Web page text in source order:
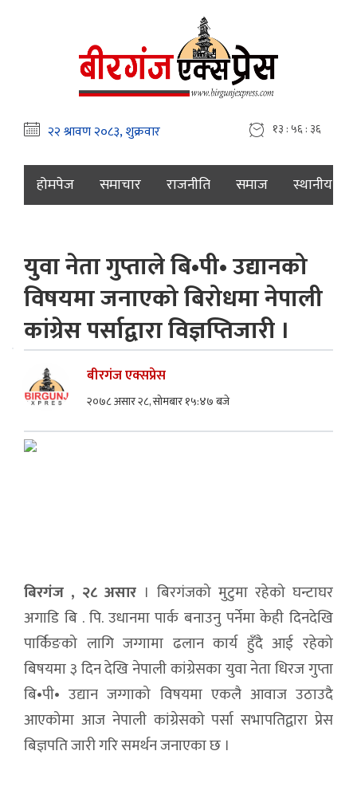
१३ : ५६ : ३७
होमपेज समाचार राजनीति समाज स्थानीय
युवा नेता गुप्ताले बि•पी• उद्यानको
विषयमा जनाएको बिरोधमा नेपाली
कांग्रेस पर्साद्वारा विज्ञप्तिजारी ।
बीरगंज एक्सप्रेस
२०७८ असार २८, सोमबार १५:४७ बजे
बिरगंज , २८ असार । बिरगंजको मुटुमा रहेको घन्टाघर
अगाडि बि . पि. उधानमा पार्क बनाउनु पर्नेमा केही दिनदेखि
पार्किङको लागि जग्गामा ढलान कार्य हुँदै आई रहेको
बिषयमा ३ दिन देखि नेपाली कांग्रेसका युवा नेता धिरज गुप्ता
बि•पी• उद्यान जग्गाको विषयमा एकलै आवाज उठाउदै
आएकोमा आज नेपाली कांग्रेसको पर्सा सभापतिद्वारा प्रेस
बिज्ञपति जारी गरि समर्थन जनाएका छ ।